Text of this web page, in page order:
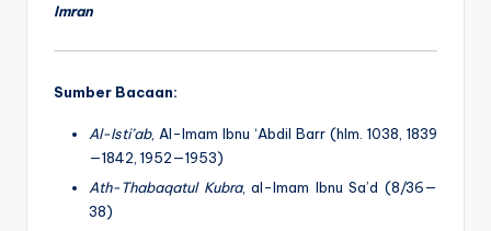
Imran
Sumber Bacaan:
Al-Isti’ab, Al-Imam Ibnu ‘Abdil Barr (hlm. 1038, 1839
—1842, 1952—1953)
Ath-Thabaqatul Kubra, al-Imam Ibnu Sa’d (8/36—
38)